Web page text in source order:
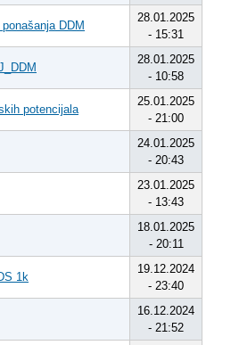
DDM
28.01.2025
- 15:31
28.01.2025
- 10:58
potencijala
25.01.2025
- 21:00
24.01.2025
- 20:43
23.01.2025
- 13:43
18.01.2025
- 20:11
1k
19.12.2024
- 23:40
16.12.2024
- 21:52